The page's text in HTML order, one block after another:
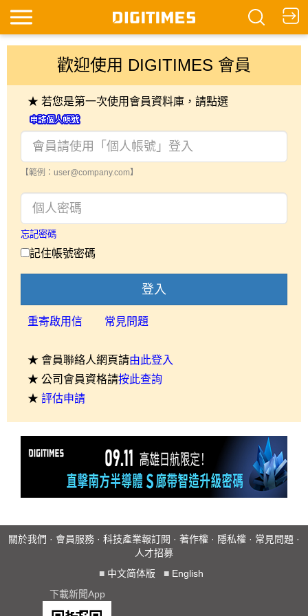
歡迎使用 DIGITIMES 會員
★ 若您是第一次使用會員資料庫，請點選
【範例：user@company.com】
忘記密碼
記住帳號密碼
登入
重寄啟用信 常見問題
★ 會員聯絡人網頁請由此登入
★ 公司會員資格請按此查詢
★ 評估申請
關於我們 · 會員服務 · 科技產業報訂閱 · 著作權 · 隱私權 · 常見問題 ·
人才招募
■ 中文简体版 ■ English
下載新聞App